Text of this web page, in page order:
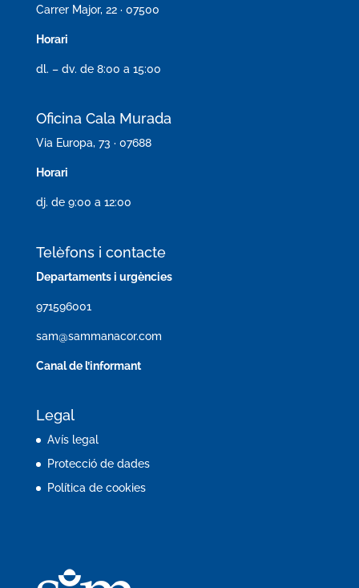
Carrer Major, 22 · 07500
Horari
dl. – dv. de 8:00 a 15:00
Oficina Cala Murada
Via Europa, 73 · 07688
Horari
dj. de 9:00 a 12:00
Telèfons i contacte
Departaments i urgències
971596001
sam@sammanacor.com
Canal de l’informant
Legal
Avís legal
Protecció de dades
Política de cookies